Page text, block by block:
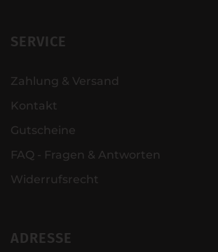
SERVICE
Zahlung & Versand
Kontakt
Gutscheine
FAQ - Fragen & Antworten
Widerrufsrecht
ADRESSE